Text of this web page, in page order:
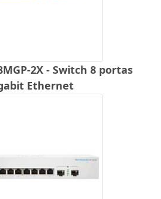
2X - Switch 8 portas
Ethernet